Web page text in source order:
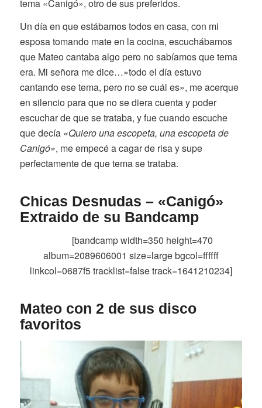
tema «Canigó», otro de sus preferidos.
Un día en que estábamos todos en casa, con mi
esposa tomando mate en la cocina, escuchábamos
que Mateo cantaba algo pero no sabíamos que tema
era. Mi señora me dice…»todo el día estuvo
cantando ese tema, pero no se cuál es», me acerque
en silencio para que no se diera cuenta y poder
escuchar de que se trataba, y fue cuando escuche
que decía«Quiero una escopeta, una escopeta de
Canigó», me empecé a cagar de risa y supe
perfectamente de que tema se trataba.
Chicas Desnudas – «Canigó»
Extraido de su Bandcamp
[bandcamp width=350 height=470
album=2089606001 size=large bgcol=ffffff
linkcol=0687f5 tracklist=false track=1641210234]
Mateo con 2 de sus disco
favoritos